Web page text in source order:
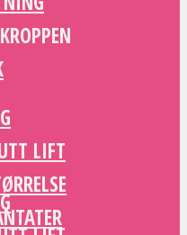
LIFT